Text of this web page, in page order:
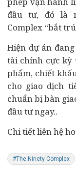
đầu tư, đó là
Complex “bắt
Hiện dự án
tài chính cực kỳ
phẩm, chiết
cho giao dịch
chuẩn bị bàn
đầu tư ngay..
Chi tiết liên hệ
#The Ninety Complex